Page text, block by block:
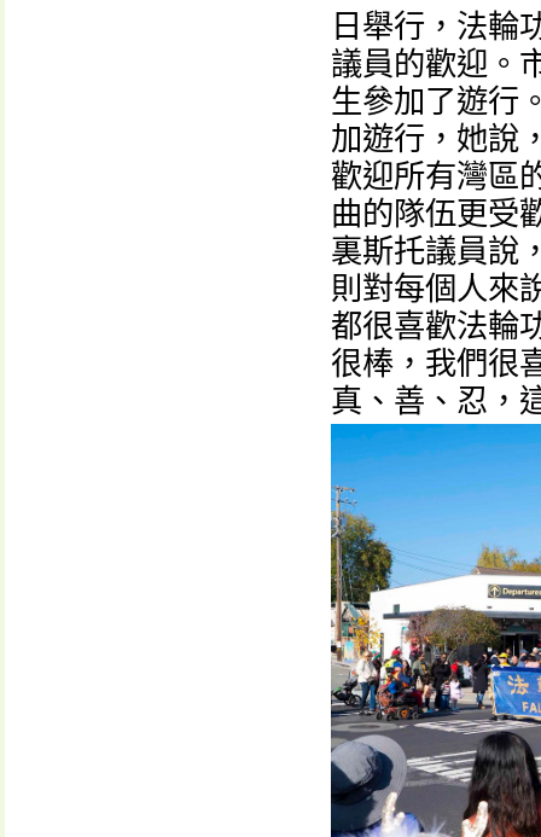
日舉行，法輪
議員的歡迎。
生參加了遊行
加遊行，她說
歡迎所有灣區
曲的隊伍更受
裏斯托議員說
則對每個人來
都很喜歡法輪
很棒，我們很
真、善、忍，